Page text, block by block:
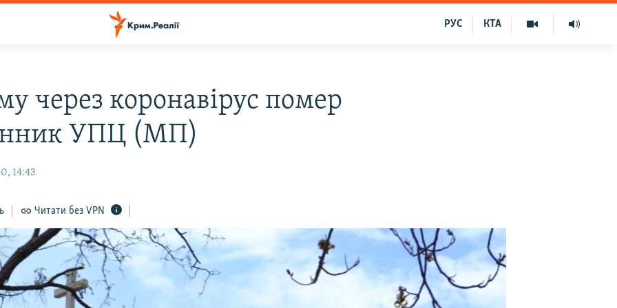
КТА
РУС
через коронавірус помер
УПЦ (МП)
14:43
Читати без VPN